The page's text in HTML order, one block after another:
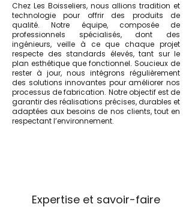
Chez Les Boisseliers, nous allions tradition et
technologie pour offrir des produits de
qualité. Notre équipe, composée de
professionnels spécialisés, dont des
ingénieurs, veille à ce que chaque projet
respecte des standards élevés, tant sur le
plan esthétique que fonctionnel. Soucieux de
rester à jour, nous intégrons régulièrement
des solutions innovantes pour améliorer nos
processus de fabrication. Notre objectif est de
garantir des réalisations précises, durables et
adaptées aux besoins de nos clients, tout en
respectant l’environnement.
Expertise et savoir-faire